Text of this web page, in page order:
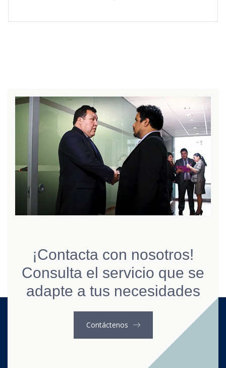
¡Contacta con nosotros!
Consulta el servicio que se
adapte a tus necesidades
Contáctenos